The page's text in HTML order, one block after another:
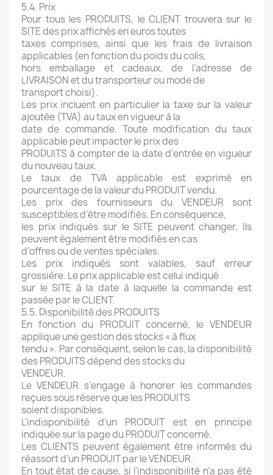
5.4. Prix
Pour tous les PRODUITS, le CLIENT trouvera sur le
SITE des prix affichés en euros toutes
taxes comprises, ainsi que les frais de livraison
applicables (en fonction du poids du colis,
hors emballage et cadeaux, de l’adresse de
LIVRAISON et du transporteur ou mode de
transport choisi).
Les prix incluent en particulier la taxe sur la valeur
ajoutée (TVA) au taux en vigueur à la
date de commande. Toute modification du taux
applicable peut impacter le prix des
PRODUITS à compter de la date d’entrée en vigueur
du nouveau taux.
Le taux de TVA applicable est exprimé en
pourcentage de la valeur du PRODUIT vendu.
Les prix des fournisseurs du VENDEUR sont
susceptibles d’être modifiés. En conséquence,
les prix indiqués sur le SITE peuvent changer. Ils
peuvent également être modifiés en cas
d’offres ou de ventes spéciales.
Les prix indiqués sont valables, sauf erreur
grossière. Le prix applicable est celui indiqué
sur le SITE à la date à laquelle la commande est
passée par le CLIENT.
5.5. Disponibilité des PRODUITS
En fonction du PRODUIT concerné, le VENDEUR
applique une gestion des stocks « à flux
tendu ». Par conséquent, selon le cas, la disponibilité
des PRODUITS dépend des stocks du
VENDEUR.
Le VENDEUR s’engage à honorer les commandes
reçues sous réserve que les PRODUITS
soient disponibles.
L’indisponibilité d’un PRODUIT est en principe
indiquée sur la page du PRODUIT concerné.
Les CLIENTS peuvent également être informés du
réassort d’un PRODUIT par le VENDEUR.
En tout état de cause, si l’indisponibilité n’a pas été